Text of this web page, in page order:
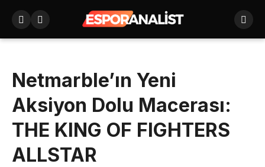
Netmarble’ın Yeni
Aksiyon Dolu Macerası:
THE KING OF FIGHTERS
ALLSTAR